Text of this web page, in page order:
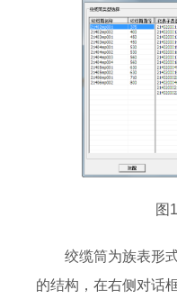
图
绞缆筒为族表形
的结构，在右侧对话